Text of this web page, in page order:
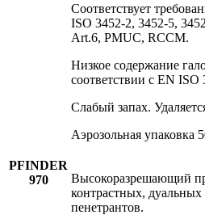
Соответствует
ISO 3452-2, 3452-5,
Art.6, PMUC, RCCM.
Низкое содержание
соответствии с EN ISO
Слабый запах.
Аэрозольная упаковка
PFINDER
970
Высокоразрешающий
контрастных,
пенетрантов.